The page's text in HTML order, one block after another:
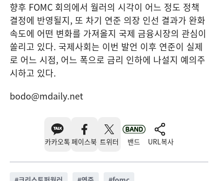
향후 FOMC 회의에서 월러의 시각이 어느 정도 정책
결정에 반영될지, 또 차기 연준 의장 인선 결과가 완화
속도에 어떤 변화를 가져올지 국제 금융시장의 관심이
쏠리고 있다. 국제사회는 이번 발언 이후 연준이 실제
로 어느 시점, 어느 폭으로 금리 인하에 나설지 예의주
시하고 있다.
bodo@mdaily.net
카카오톡 페이스북 트위터 밴드 URL복사